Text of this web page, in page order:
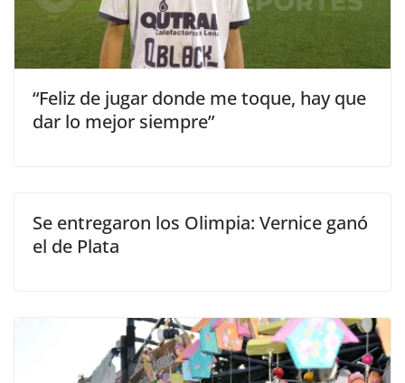
“Feliz de jugar donde me toque, hay que
dar lo mejor siempre”
Se entregaron los Olimpia: Vernice ganó
el de Plata